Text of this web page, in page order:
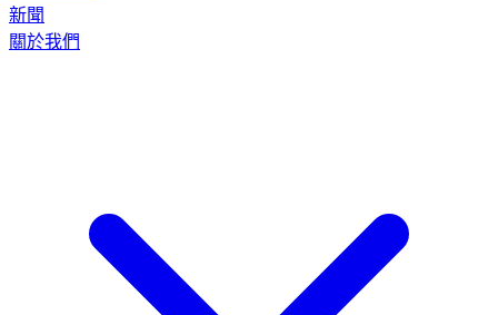
新聞
關於我們